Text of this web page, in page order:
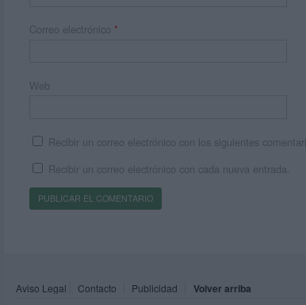
Correo electrónico *
Web
Recibir un correo electrónico con los siguientes
Recibir un correo electrónico con cada nueva entrada.
Aviso Legal Contacto Publicidad Volver arriba